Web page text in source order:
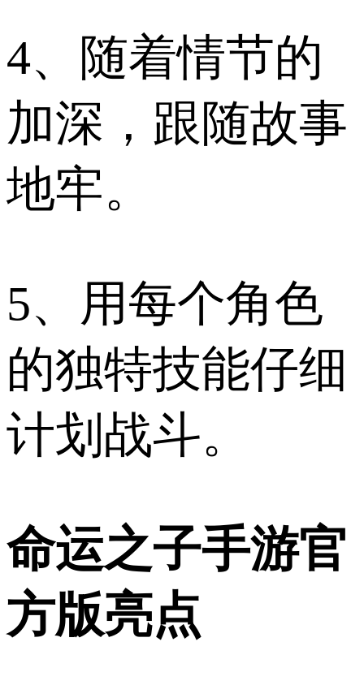
4、随着情节的
加深，跟随故事
地牢。
5、用每个角色
的独特技能仔细
计划战斗。
命运之子手游官
方版亮点